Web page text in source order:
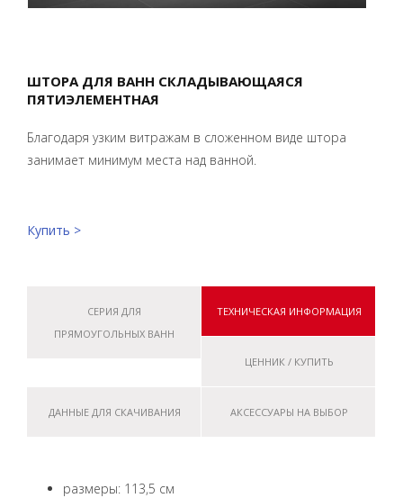
ШТОРА ДЛЯ ВАНН СКЛАДЫВАЮЩАЯСЯ
ПЯТИЭЛЕМЕНТНАЯ
Благодаря узким витражам в сложенном виде штора
занимает минимум места над ванной.
Купить >
СЕРИЯ ДЛЯ
ПРЯМОУГОЛЬНЫХ ВАНН
ТЕХНИЧЕСКАЯ ИНФОРМАЦИЯ
ЦЕННИК / КУПИТЬ
ДАННЫЕ ДЛЯ СКАЧИВАНИЯ АКСЕССУАРЫ НА ВЫБОР
размеры: 113,5 см